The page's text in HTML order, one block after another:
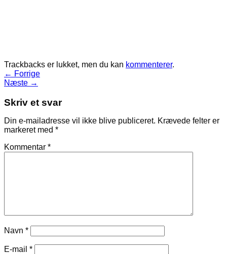
Trackbacks er lukket, men du kan kommenterer.
← Forrige
Næste →
Skriv et svar
Din e-mailadresse vil ikke blive publiceret. Krævede felter er
markeret med *
Kommentar *
Navn *
E-mail *